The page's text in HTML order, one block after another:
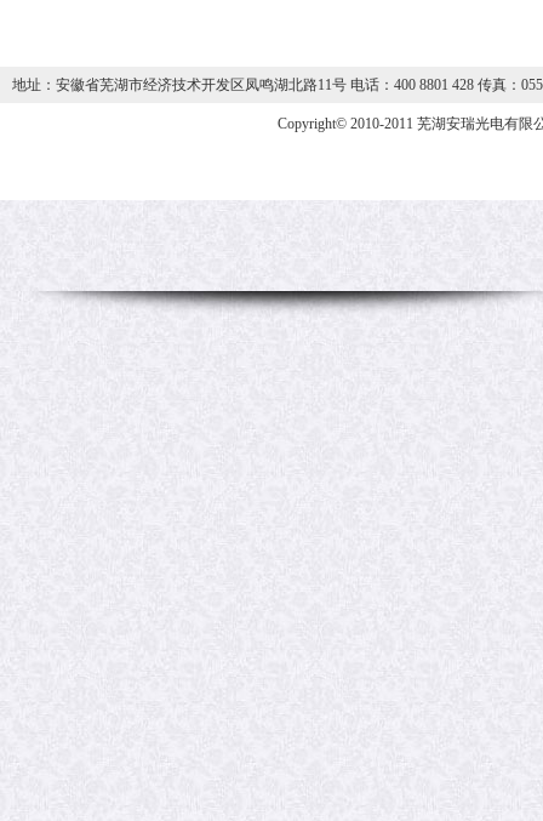
地址：安徽省芜湖市经济技术开发区凤鸣湖北路11号 电话：400 8801 428 传真：
Copyright© 2010-2011 芜湖安瑞光电有限